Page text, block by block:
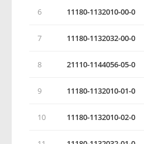
6 11180-1132010-00-0
7 11180-1132032-00-0
8 21110-1144056-05-0
9 11180-1132010-01-0
10 11180-1132010-02-0